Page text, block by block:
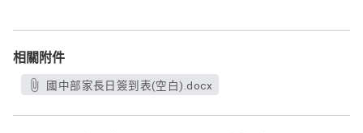
相關附件
國中部家長日簽到表(空白).docx